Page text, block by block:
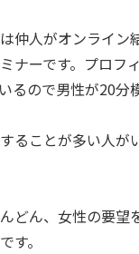
仲人がオンライ
ナーです。プロ
るので男性が20分
ることが多い人が
どん、女性の要
す。